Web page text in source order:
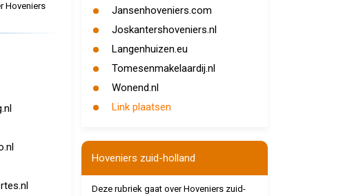
Hoveniers
Jansenhoveniers.com
Joskantershoveniers.nl
Langenhuizen.eu
Tomesenmakelaardij.nl
Wonend.nl
Link plaatsen
Hoveniers zuid-holland
Deze rubriek gaat over Hoveniers zuid-